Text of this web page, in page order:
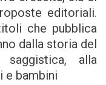
editoriali.
che pubblica
dalla storia del
saggistica, alla
e bambini